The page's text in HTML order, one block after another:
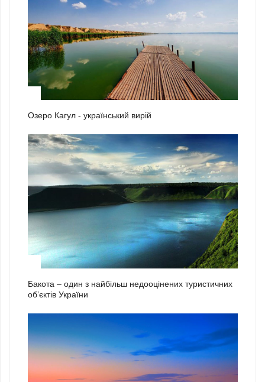
Озеро Кагул - український вирій
Бакота – один з найбільш недооцінених туристичних
об’єктів України